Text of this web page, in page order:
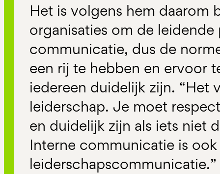
Het is volgens hem daarom
organisaties om de
communicatie, dus de
een rij te hebben en ervoor
iedereen duidelijk zijn. “Het
leiderschap. Je moet
en duidelijk zijn als iets niet
Interne communicatie is ook
leiderschapscommunicatie.”